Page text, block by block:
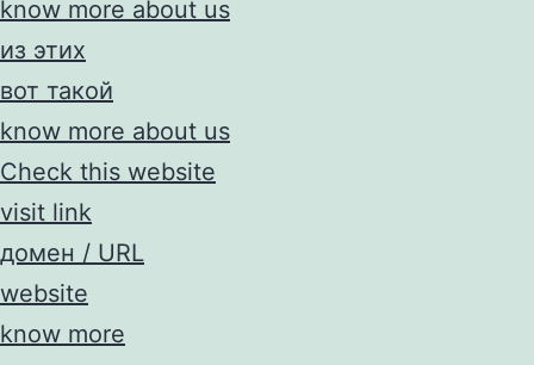
know more about us
из этих
вот такой
know more about us
Check this website
visit link
домен / URL
website
know more